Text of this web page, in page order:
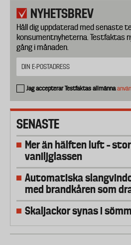
NYHETSBREV
Håll dig uppdaterad med senaste
konsumentnyheterna. Testfaktas
gång i månaden.
Jag accepterar Testfaktas allmänna
SENASTE
Mer än hälften luft –
vaniljglassen
Automatiska
med brandkåren som
Skaljackor synas i